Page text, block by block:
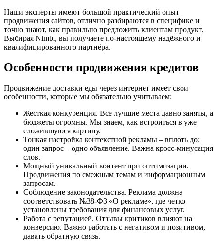
Наши эксперты имеют большой практический опыт
продвижения сайтов, отлично разбираются в специфике и
точно знают, как правильно предложить клиентам продукт.
Выбирая Nimbi, вы получаете по-настоящему надёжного и
квалифицированного партнёра.
Особенности продвижения кредитов
Продвижение доставки еды через интернет имеет свои
особенности, которые мы обязательно учитываем:
Жесткая конкуренция. Все лучшие места давно заняты, а
бюджеты огромны. Мы знаем, как встроиться в уже
сложившуюся картину.
Тонкая настройка контекстной рекламы – вплоть до:
один запрос – одно объявление. Важна кросс-минусация
слов.
Мощный уникальный контент при оптимизации.
Продвижения по смежным темам и информационным
запросам.
Соблюдение законодательства. Реклама должна
соответствовать №38-ФЗ «О рекламе», где четко
установлены требования для финансовых услуг.
Работа с репутацией. Отзывы критиков влияют на
конверсию. Важно работать с негативом и позитивом,
давать обратную связь.